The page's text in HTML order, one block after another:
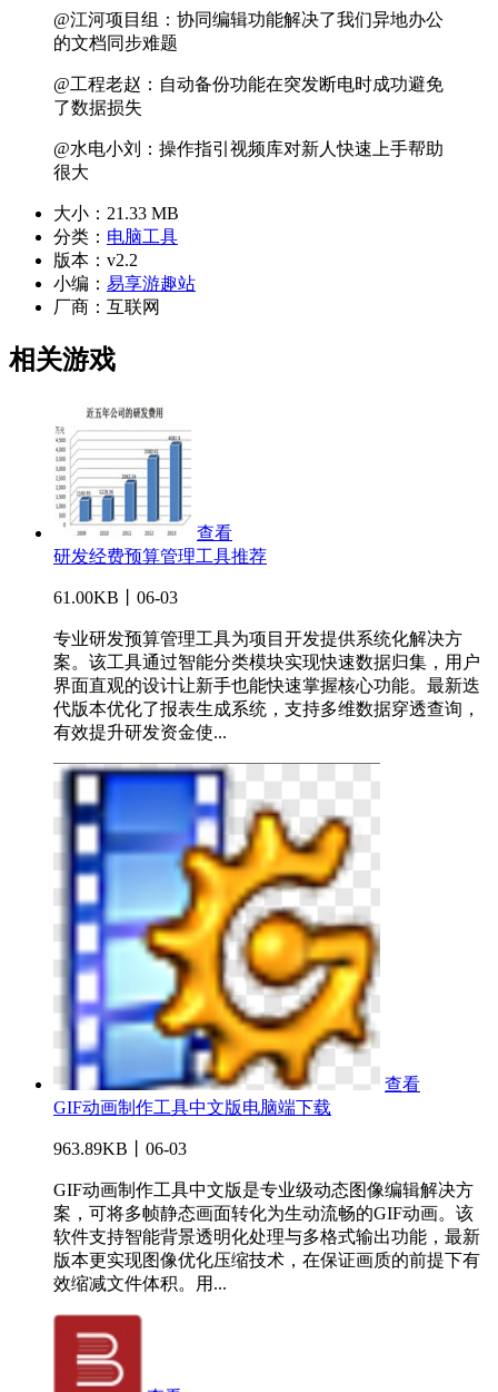
@江河项目组：协同编辑功能解决了我们异地办公
的文档同步难题
@工程老赵：自动备份功能在突发断电时成功避免
了数据损失
@水电小刘：操作指引视频库对新人快速上手帮助
很大
大小： 21.33 MB
分类： 电脑工具
版本： v2.2
小编： 易享游趣站
厂商： 互联网
相关游戏
查看
研发经费预算管理工具推荐
61.00KB丨06-03
专业研发预算管理工具为项目开发提供系统化解决方
案。该工具通过智能分类模块实现快速数据归集，用户
界面直观的设计让新手也能快速掌握核心功能。最新迭
代版本优化了报表生成系统，支持多维数据穿透查询，
有效提升研发资金使...
查看
GIF动画制作工具中文版电脑端下载
963.89KB丨06-03
GIF动画制作工具中文版是专业级动态图像编辑解决方
案，可将多帧静态画面转化为生动流畅的GIF动画。该
软件支持智能背景透明化处理与多格式输出功能，最新
版本更实现图像优化压缩技术，在保证画质的前提下有
效缩减文件体积。用...